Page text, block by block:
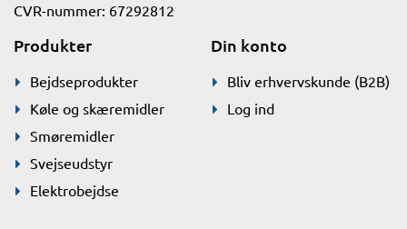
CVR-nummer: 67292812
Produkter
Bejdseprodukter
Køle og skæremidler
Smøremidler
Svejseudstyr
Elektrobejdse
Din konto
Bliv erhvervskunde (B2B)
Log ind